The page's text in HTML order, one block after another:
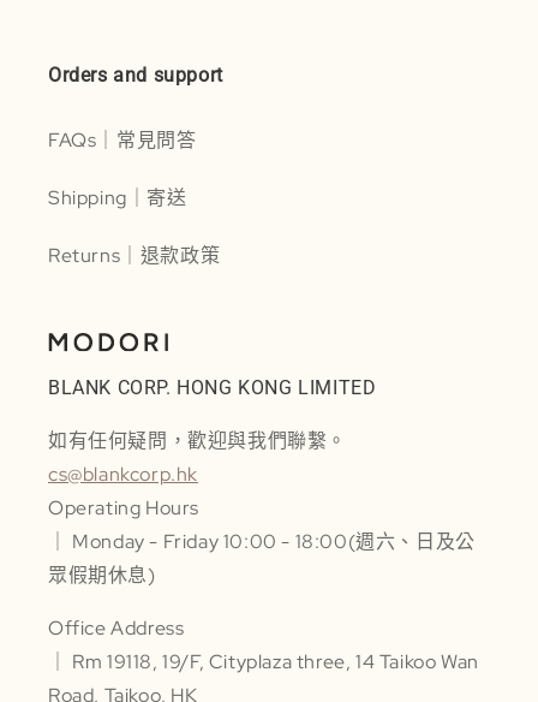
Orders and support
FAQs｜常見問答
Shipping｜寄送
Returns｜退款政策
BLANK CORP. HONG KONG LIMITED
如有任何疑問，歡迎與我們聯繫。
cs@blankcorp.hk
Operating Hours
｜ Monday - Friday 10:00 - 18:00(週六、日及公
眾假期休息)
Office Address
｜ Rm 19118, 19/F, Cityplaza three, 14 Taikoo Wan
Road, Taikoo, HK